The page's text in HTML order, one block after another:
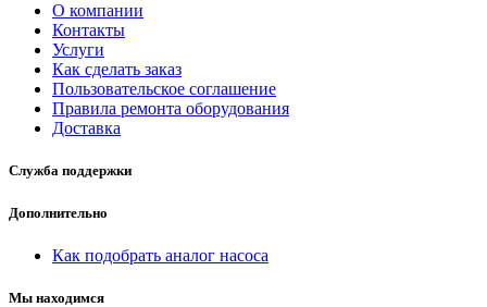
О компании
Контакты
Услуги
Как сделать заказ
Пользовательское соглашение
Правила ремонта оборудования
Доставка
Служба поддержки
Дополнительно
Как подобрать аналог насоса
Мы находимся